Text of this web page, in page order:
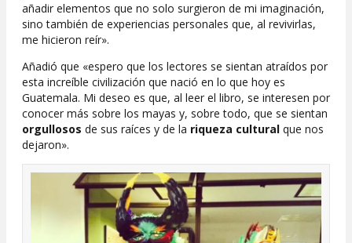
añadir elementos que no solo surgieron de mi imaginación,
sino también de experiencias personales que, al revivirlas,
me hicieron reír».
Añadió que «espero que los lectores se sientan atraídos por
esta increíble civilización que nació en lo que hoy es
Guatemala. Mi deseo es que, al leer el libro, se interesen por
conocer más sobre los mayas y, sobre todo, que se sientan
orgullosos de sus raíces y de la riqueza cultural que nos
dejaron».